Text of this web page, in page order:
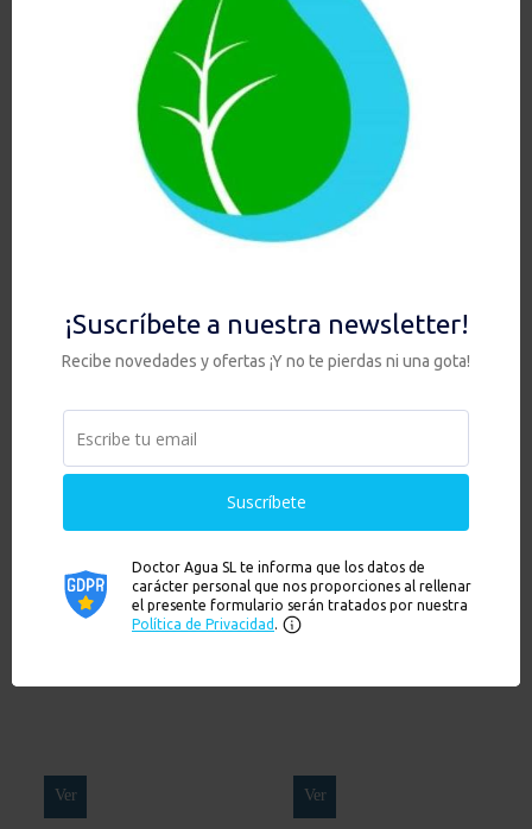
Productos Relacionados
PACK HIS +
DE TRES VÍAS
518,00€
HIP DUO Anti Cal
Arsénico / Anti
Sedimentos
239,00€ - 249,00€Rango
precios:
hasta
HAY EXISTENCIAS
Ver
Ver Ver